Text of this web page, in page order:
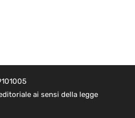
ai sensi della legge